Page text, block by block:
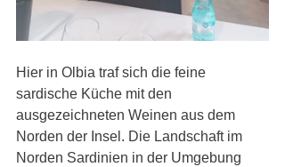
Hier in Olbia traf sich die feine
sardische Küche mit den
ausgezeichneten Weinen aus dem
Norden der Insel. Die Landschaft im
Norden Sardinien in der Umgebung